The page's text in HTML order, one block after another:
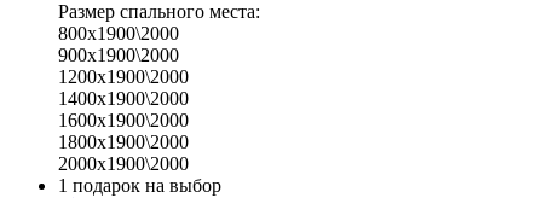
Размер спального места:
800х1900\2000
900х1900\2000
1200х1900\2000
1400х1900\2000
1600х1900\2000
1800х1900\2000
2000х1900\2000
1 подарок на выбор